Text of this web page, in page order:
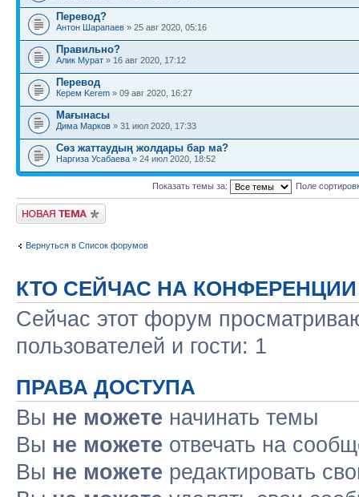
Перевод?
Антон Шарапаев » 25 авг 2020, 05:16
Правильно?
Алик Мурат » 16 авг 2020, 17:12
Перевод
Керем Kerem » 09 авг 2020, 16:27
Мағынасы
Дима Марков » 31 июл 2020, 17:33
Сөз жаттаудың жолдары бар ма?
Наргиза Усабаева » 24 июл 2020, 18:52
Показать темы за: Поле
Новая тема
Вернуться в Список форумов
КТО СЕЙЧАС НА КОНФЕРЕНЦИИ
Сейчас этот форум
пользователей и гости: 1
ПРАВА ДОСТУПА
Вы не можете начинать темы
Вы не можете отвечать на
Вы не можете редактировать